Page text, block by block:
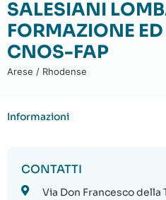
SALESIANI
FORMAZIONE
CNOS-FAP
Arese / Rhodense
Informazioni
CONTATTI
Via Don Francesco